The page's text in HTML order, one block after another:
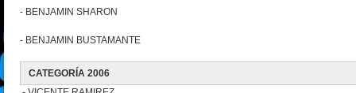
- BENJAMIN SHARON
- BENJAMIN BUSTAMANTE
CATEGORÍA 2006